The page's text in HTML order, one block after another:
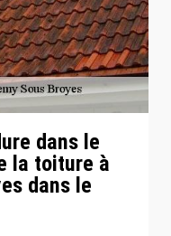
dans le
la toiture à
dans le